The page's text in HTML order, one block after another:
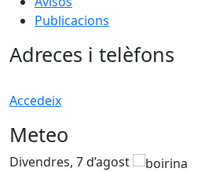
Publicacions
Adreces i telèfons
Accedeix
Meteo
Divendres, 7 d’agost